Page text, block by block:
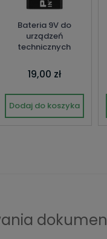
Bateria 9V do
urządzeń
technicznych
19,00 zł
Dodaj do koszyka